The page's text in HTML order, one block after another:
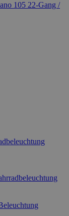
105 22-Gang /